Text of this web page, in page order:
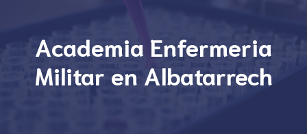
Academia Enfermeria
Militar en Albatarrech